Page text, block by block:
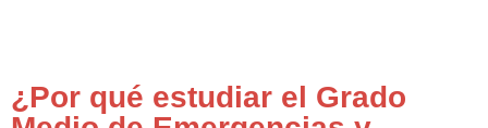
¿Por qué estudiar el Grado